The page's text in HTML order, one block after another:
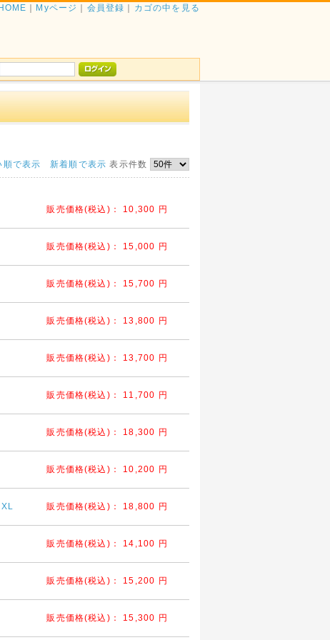
HOME Myページ 会員登録 カゴの中を見る
順で表示 新着順で表示 表示件数
販売価格(税込)： 10,300 円
販売価格(税込)： 15,000 円
販売価格(税込)： 15,700 円
販売価格(税込)： 13,800 円
販売価格(税込)： 13,700 円
販売価格(税込)： 11,700 円
販売価格(税込)： 18,300 円
販売価格(税込)： 10,200 円
販売価格(税込)： 18,800 円
販売価格(税込)： 14,100 円
販売価格(税込)： 15,200 円
販売価格(税込)： 15,300 円